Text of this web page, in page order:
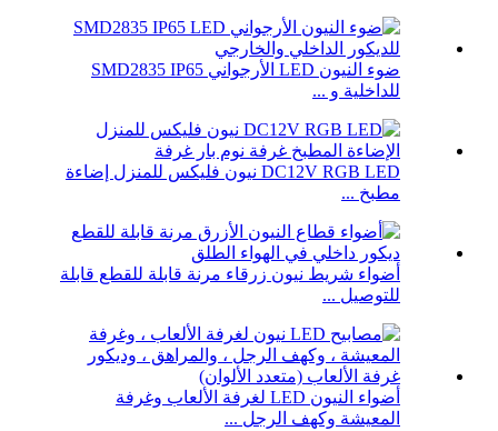
ضوء النيون LED الأرجواني SMD2835 IP65
للداخلية و ...
DC12V RGB LED نيون فليكس للمنزل إضاءة
مطبخ ...
أضواء شريط نيون زرقاء مرنة قابلة للقطع قابلة
للتوصيل ...
أضواء النيون LED لغرفة الألعاب وغرفة
المعيشة وكهف الرجل ...